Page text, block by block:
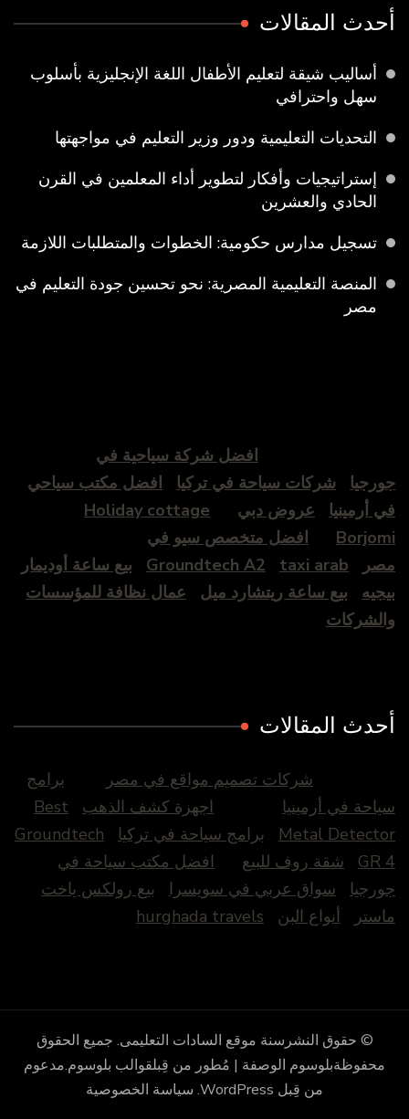
أحدث المقالات
أساليب شيقة لتعليم الأطفال اللغة الإنجليزية بأسلوب
سهل واحترافي
التحديات التعليمية ودور وزير التعليم في مواجهتها
إستراتيجيات وأفكار لتطوير أداء المعلمين في القرن
الحادي والعشرين
تسجيل مدارس حكومية: الخطوات والمتطلبات اللازمة
المنصة التعليمية المصرية: نحو تحسين جودة التعليم في
مصر
افضل شركة سياحية في
جورجيا
شركات سياحة في تركيا
افضل مكتب سياحي
في أرمينيا
عروض دبي
Holiday cottage
Borjomi
افضل متخصص سيو في
مصر
Groundtech A2 taxi arab
بيع ساعة أوديمار
بيجيه
بيع ساعة ريتشارد ميل
عمال نظافة للمؤسسات
والشركات
أحدث المقالات
شركات تصميم مواقع في مصر
برامج
سياحة في أرمينيا
اجهزة كشف الذهب
Best
Metal Detector
برامج سياحة في تركيا
Groundtech
GR 4
شقة روف للبيع
افضل مكتب سياحة في
جورجيا
سواق عربي في سويسرا
بيع رولكس ياخت
ماستر
أنواع البن hurghada travels
© حقوق النشرسنة موقع السادات التعليمى. جميع الحقوق
محفوظةبلوسوم الوصفة | مُطور من قِبلقوالب بلوسوم.مدعوم
من قِبل WordPress
. سياسة الخصوصية